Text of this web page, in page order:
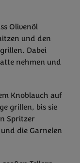
Olivenöl
und den
Dabei
nehmen und
Knoblauch auf
grillen, bis sie
Spritzer
die Garnelen